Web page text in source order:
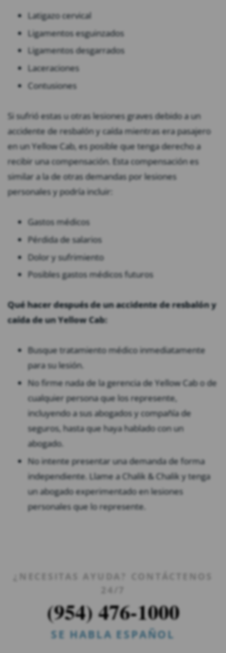
Latigazo cervical
Ligamentos esguinzados
Ligamentos desgarrados
Laceraciones
Contusiones
Si sufrió estas u otras lesiones graves debido a un
accidente de resbalón y caída mientras era pasajero
en un Yellow Cab, es posible que tenga derecho a
recibir una compensación. Esta compensación es
similar a la de otras demandas por lesiones
personales y podría incluir:
Gastos médicos
Pérdida de salarios
Dolor y sufrimiento
Posibles gastos médicos futuros
Qué hacer después de un accidente de resbalón y
caída de un Yellow Cab:
Busque tratamiento médico inmediatamente
para su lesión.
No firme nada de la gerencia de Yellow Cab o de
cualquier persona que los represente,
incluyendo a sus abogados y compañía de
seguros, hasta que haya hablado con un
abogado.
No intente presentar una demanda de forma
independiente. Llame a Chalik & Chalik y tenga
un abogado experimentado en lesiones
personales que lo represente.
¿NECESITAS AYUDA? CONTÁCTENOS
24/7
(954) 476-1000
SE HABLA ESPAÑOL